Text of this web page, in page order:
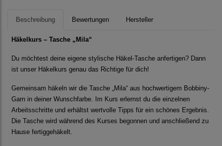
Beschreibung Bewertungen Hersteller
Häkelkurs – Tasche „Mila“
Du möchtest deine eigene stylische Häkel-Tasche anfertigen? Dann
ist unser Häkelkurs genau das Richtige für dich!
Gemeinsam häkeln wir die Tasche „Mila“ aus hochwertigem Bobbiny-
Garn in deiner Wunschfarbe. Im Kurs erlernst du die einzelnen
Arbeitsschritte und erhältst wertvolle Tipps für ein schönes Ergebnis.
Die Tasche wird während des Kurses begonnen und anschließend zu
Hause fertiggehäkelt.